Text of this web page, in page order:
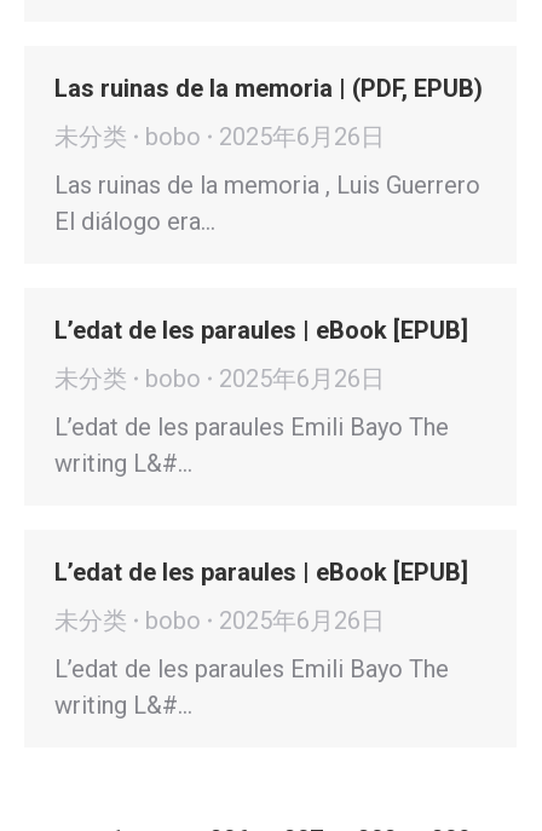
Las ruinas de la memoria | (PDF, EPUB)
未分类
bobo
2025年6月26日
Las ruinas de la memoria , Luis Guerrero
El diálogo era…
L’edat de les paraules | eBook [EPUB]
未分类
bobo
2025年6月26日
L’edat de les paraules Emili Bayo The
writing L&#…
L’edat de les paraules | eBook [EPUB]
未分类
bobo
2025年6月26日
L’edat de les paraules Emili Bayo The
writing L&#…